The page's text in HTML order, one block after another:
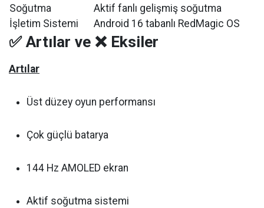
Soğutma
Aktif fanlı gelişmiş soğutma
İşletim Sistemi
Android 16 tabanlı RedMagic OS
✅ Artılar ve ❌ Eksiler
Artılar
Üst düzey oyun performansı
Çok güçlü batarya
144 Hz AMOLED ekran
Aktif soğutma sistemi